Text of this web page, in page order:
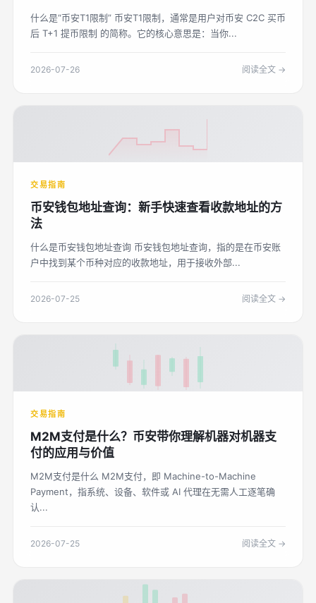
什么是“币安T1限制” 币安T1限制，通常是用户对币安 C2C 买币
后 T+1 提币限制 的简称。它的核心意思是：当你...
2026-07-26 阅读全文 →
交易指南
币安钱包地址查询：新手快速查看收款地址的方
法
什么是币安钱包地址查询 币安钱包地址查询，指的是在币安账
户中找到某个币种对应的收款地址，用于接收外部...
2026-07-25 阅读全文 →
交易指南
M2M支付是什么？币安带你理解机器对机器支
付的应用与价值
M2M支付是什么 M2M支付，即 Machine-to-Machine
Payment，指系统、设备、软件或 AI 代理在无需人工逐笔确
认...
2026-07-25 阅读全文 →